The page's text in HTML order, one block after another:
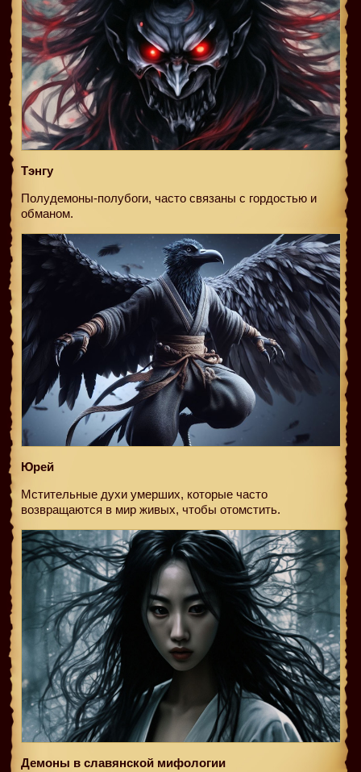
Тэнгу
Полудемоны-полубоги, часто связаны с гордостью и
обманом.
Юрей
Мстительные духи умерших, которые часто
возвращаются в мир живых, чтобы отомстить.
Демоны в славянской мифологии